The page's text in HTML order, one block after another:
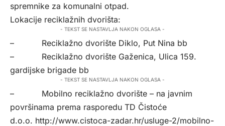
spremnike za komunalni otpad.
Lokacije reciklažnih dvorišta:
- TEKST SE NASTAVLJA NAKON OGLASA -
– Reciklažno dvorište Diklo, Put Nina bb
– Reciklažno dvorište Gaženica, Ulica 159.
gardijske brigade bb
- TEKST SE NASTAVLJA NAKON OGLASA -
– Mobilno reciklažno dvorište – na javnim
površinama prema rasporedu TD Čistoće
d.o.o. http://www.cistoca-zadar.hr/usluge-2/mobilno-